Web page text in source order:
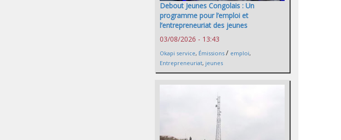
Debout Jeunes Congolais : Un
programme pour l’emploi et
l’entrepreneuriat des jeunes
03/08/2026 - 13:43
Okapi service, Émissions / emploi,
Entrepreneuriat, jeunes